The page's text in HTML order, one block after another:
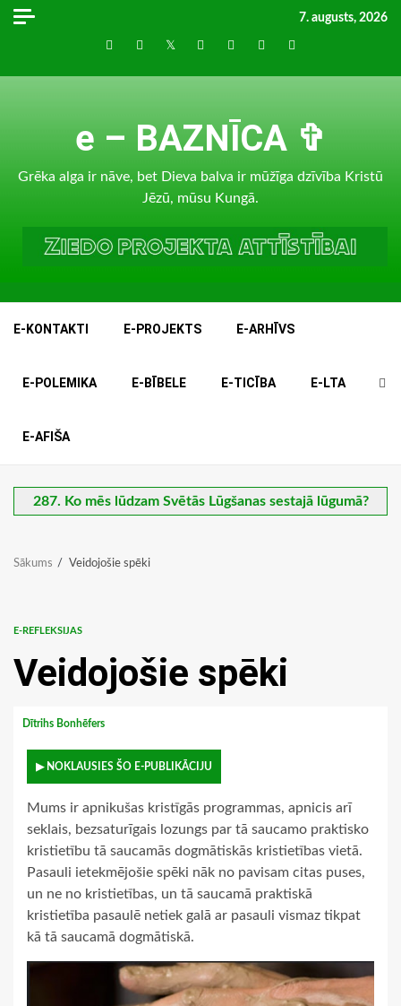
Skip
7. augusts, 2026
Draugiem
Facebook
TwitterInstagram
LinkedInwhatsapp
RSS
e – BAZNĪCA ✞
Grēka alga ir nāve, bet Dieva balva ir mūžīga dzīvība Kristū
Jēzū, mūsu Kungā.
E-KONTAKTI E-PROJEKTS E-ARHĪVS
E-POLEMIKA E-BĪBELE E-TICĪBA E-LTA
E-AFIŠA
287. Ko mēs lūdzam Svētās Lūgšanas sestajā lūgumā?
Sākums Veidojošie spēki
E-REFLEKSIJAS
Veidojošie spēki
Dītrihs Bonhēfers
▶ NOKLAUSIES ŠO E-PUBLIKĀCIJU
Mums ir apnikušas kristīgās programmas, apnicis arī
seklais, bezsaturīgais lozungs par tā saucamo praktisko
kristietību tā saucamās dogmātiskās kristietības vietā.
Pasauli ietekmējošie spēki nāk no pavisam citas puses,
un ne no kristietības, un tā saucamā praktiskā
kristietība pasaulē netiek galā ar pasauli vismaz tikpat
kā tā saucamā dogmātiskā.